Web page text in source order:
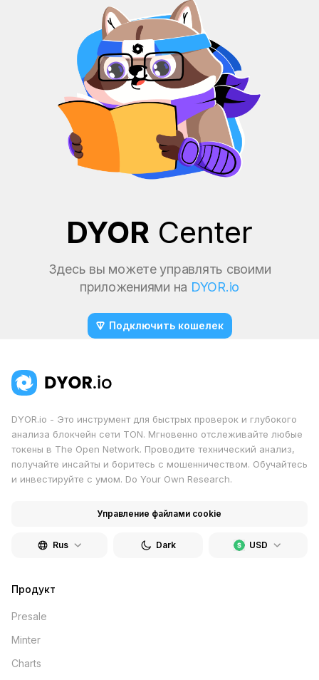
DYOR Center
Здесь вы можете управлять своими
приложениями на DYOR.io
Подключить кошелек
DYOR.io - Это инструмент для быстрых проверок и глубокого
анализа блокчейн сети TON. Мгновенно отслеживайте любые
токены в The Open Network. Проводите технический анализ,
получайте инсайты и боритесь с мошенничеством. Обучайтесь
и инвестируйте с умом. Do Your Own Research.
Управление файлами cookie
Rus USD
Dark
Продукт
Presale
Minter
Charts